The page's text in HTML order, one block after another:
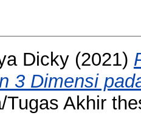
Dicky (2021)
3 Dimensi
Tugas Akhir